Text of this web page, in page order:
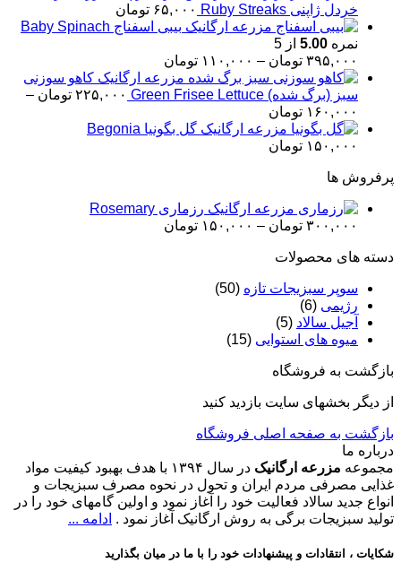
خردل ژاپنی Ruby Streaks ۶۵,۰۰۰ تومان
بیبی اسفناج Baby Spinach
نمره 5.00 از 5
۳۹۵,۰۰۰ تومان – ۱۱۰,۰۰۰ تومان
range:
۱۱۰,۰۰۰ تومان
۳۹۵,۰۰۰ تومان
کاهو سوزنی
سبز (برگ شده) Green Frisee Lettuce
۲۲۵,۰۰۰ تومان –
۱۶۰,۰۰۰ تومان
range:
گل بگونیا Begonia
۱۵۰,۰۰۰ تومان
پرفروش ها
رزماری Rosemary
۳۰۰,۰۰۰ تومان – ۱۵۰,۰۰۰ تومان
دسته های محصولات
سوپر سبزیجات تازه (50)
رژیمی (6)
آجیل سالاد (5)
میوه های استوایی (15)
بازگشت به فروشگاه
از دیگر بخشهای سایت بازدید کنید
بازگشت به صفحه اصلی فروشگاه
درباره ما
مجموعه مزرعه ارگانیک
در سال ۱۳۹۴ با هدف بهبود کیفیت مواد
غذایی مصرفی مردم ایران و تحول در نحوه مصرف سبزیجات و
انواع جدید سالاد فعالیت خود را آغاز نمود و اولین گامهای خود را در
تولید سبزیجات برگی به روش ارگانیک آغاز نمود . ادامه ...
شکایات ، انتقادات و پیشنهادات خود را با ما در میان بگذارید